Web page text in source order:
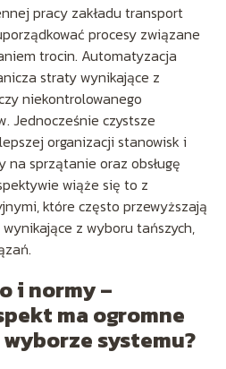
pracy zakładu transport
procesy związane
trocin. Automatyzacja
straty wynikające z
niekontrolowanego
Jednocześnie czystsze
organizacji stanowisk i
na sprzątanie oraz obsługę
wiąże się to z
które często przewyższają
z wyboru tańszych,
i normy –
ma ogromne
systemu?